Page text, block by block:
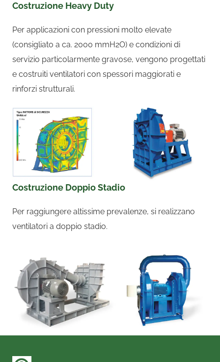
Costruzione Heavy Duty
Per applicazioni con pressioni molto elevate
(consigliato a ca. 2000 mmH2O) e condizioni di
servizio particolarmente gravose, vengono progettati
e costruiti ventilatori con spessori maggiorati e
rinforzi strutturali.
Costruzione Doppio Stadio
Per raggiungere altissime prevalenze, si realizzano
ventilatori a doppio stadio.